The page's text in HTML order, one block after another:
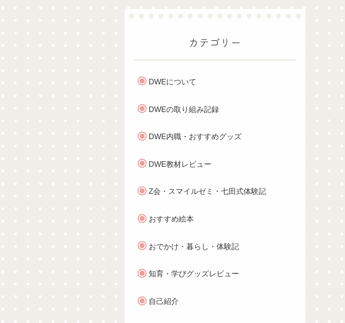
カテゴリー
DWEについて
DWEの取り組み記録
DWE内職・おすすめグッズ
DWE教材レビュー
Z会・スマイルゼミ・七田式体験記
おすすめ絵本
おでかけ・暮らし・体験記
知育・学びグッズレビュー
自己紹介